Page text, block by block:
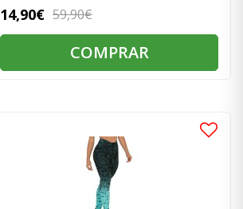
14,90€ 59,90€
COMPRAR